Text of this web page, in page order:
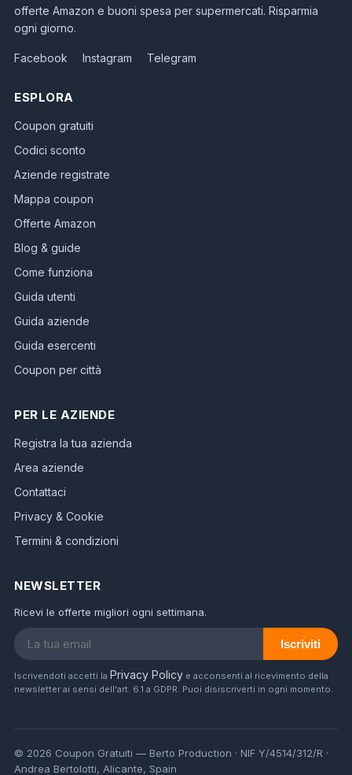
offerte Amazon e buoni spesa per supermercati. Risparmia
ogni giorno.
Facebook Instagram Telegram
ESPLORA
Coupon gratuiti
Codici sconto
Aziende registrate
Mappa coupon
Offerte Amazon
Blog & guide
Come funziona
Guida utenti
Guida aziende
Guida esercenti
Coupon per città
PER LE AZIENDE
Registra la tua azienda
Area aziende
Contattaci
Privacy & Cookie
Termini & condizioni
NEWSLETTER
Ricevi le offerte migliori ogni settimana.
Iscriviti
Iscrivendoti accetti la Privacy Policy e acconsenti al ricevimento della
newsletter ai sensi dell'art. 6.1.a GDPR. Puoi disiscriverti in ogni momento.
© 2026 Coupon Gratuiti — Berto Production · NIF Y/4514/312/R ·
Andrea Bertolotti, Alicante, Spain